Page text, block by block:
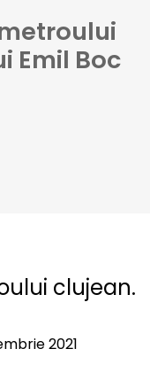
Emil Boc
clujean.
2021